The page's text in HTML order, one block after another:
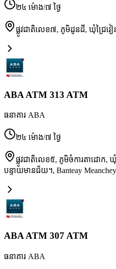
២៤ ម៉ោង/៧ ថ្ងៃ
ផ្លូវជាតិលេខ៧, ភូមិដូនដី, ឃុំជ្រៃវ
ABA ATM 313 ATM
ធនាគារ ABA
២៤ ម៉ោង/៧ ថ្ងៃ
ផ្លូវជាតិលេខ៥, ភូមិចំការតាដោក,
បន្ទាយមានជ័យ។, Banteay Meanchey
ABA ATM 307 ATM
ធនាគារ ABA